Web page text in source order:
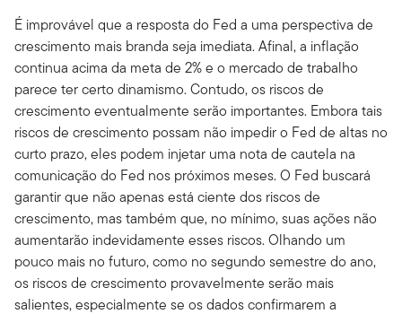
É improvável que a resposta do Fed a uma perspectiva de
crescimento mais branda seja imediata. Afinal, a inflação
continua acima da meta de 2% e o mercado de trabalho
parece ter certo dinamismo. Contudo, os riscos de
crescimento eventualmente serão importantes. Embora tais
riscos de crescimento possam não impedir o Fed de altas no
curto prazo, eles podem injetar uma nota de cautela na
comunicação do Fed nos próximos meses. O Fed buscará
garantir que não apenas está ciente dos riscos de
crescimento, mas também que, no mínimo, suas ações não
aumentarão indevidamente esses riscos. Olhando um
pouco mais no futuro, como no segundo semestre do ano,
os riscos de crescimento provavelmente serão mais
salientes, especialmente se os dados confirmarem a